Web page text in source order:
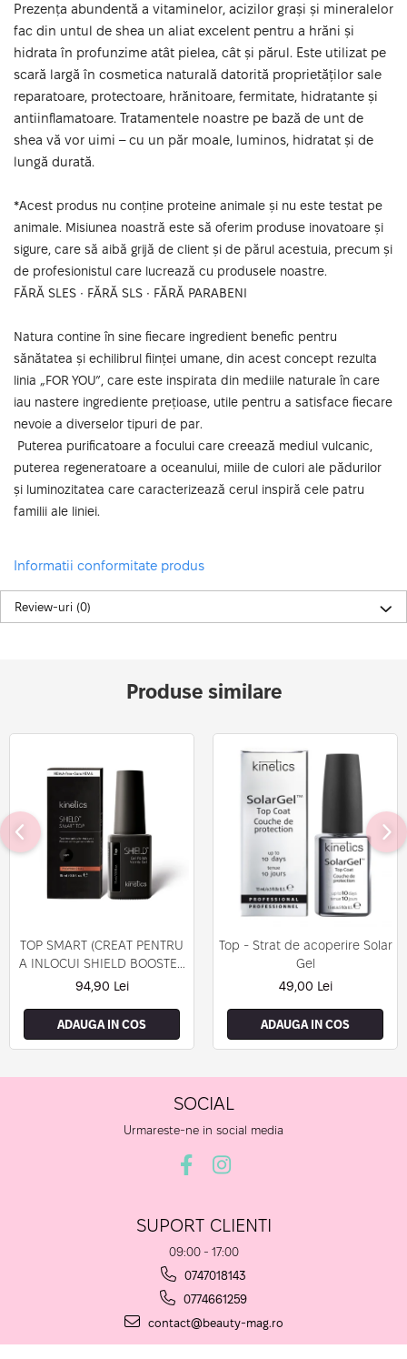
Prezența abundentă a vitaminelor, acizilor grași și mineralelor
fac din untul de shea un aliat excelent pentru a hrăni și
hidrata în profunzime atât pielea, cât și părul. Este utilizat pe
scară largă în cosmetica naturală datorită proprietăților sale
reparatoare, protectoare, hrănitoare, fermitate, hidratante și
antiinflamatoare. Tratamentele noastre pe bază de unt de
shea vă vor uimi – cu un păr moale, luminos, hidratat și de
lungă durată.
*Acest produs nu conține proteine animale și nu este testat pe
animale. Misiunea noastră este să oferim produse inovatoare și
sigure, care să aibă grijă de client și de părul acestuia, precum și
de profesionistul care lucrează cu produsele noastre.
FĂRĂ SLES ∙ FĂRĂ SLS ∙ FĂRĂ PARABENI
Natura contine în sine fiecare ingredient benefic pentru
sănătatea și echilibrul ființei umane, din acest concept rezulta
linia „FOR YOU”, care este inspirata din mediile naturale în care
iau nastere ingrediente prețioase, utile pentru a satisface fiecare
nevoie a diverselor tipuri de par.
Puterea purificatoare a focului care creează mediul vulcanic,
puterea regeneratoare a oceanului, miile de culori ale pădurilor
și luminozitatea care caracterizează cerul inspiră cele patru
familii ale liniei.
Informatii conformitate produs
Review-uri (0)
Produse similare
TOP SMART (CREAT PENTRU
A INLOCUI SHIELD BOOSTER
TACK FREE TOP COAT)
94,90 Lei
ADAUGA IN COS
Top - Strat de acoperire Solar
Gel
49,00 Lei
ADAUGA IN COS
SOCIAL
Urmareste-ne in social media
SUPORT CLIENTI
09:00 - 17:00
0747018143
0774661259
contact@beauty-mag.ro